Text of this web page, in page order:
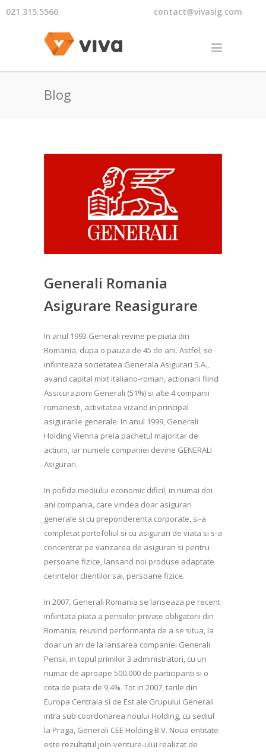
021.315.5566 contact@vivasig.com
Blog
Generali Romania
Asigurare Reasigurare
In anul 1993 Generali revine pe piata din
Romania, dupa o pauza de 45 de ani. Astfel, se
infiinteaza societatea Generala Asigurari S.A.,
avand capital mixt italiano-roman, actionarii fiind
Assicurazioni Generali (51%) si alte 4 companii
romanesti, activitatea vizand in principal
asigurarile generale. In anul 1999, Generali
Holding Vienna preia pachetul majoritar de
actiuni, iar numele companiei devine GENERALI
Asigurari.
In pofida mediului economic dificil, in numai doi
ani compania, care vindea doar asigurari
generale si cu preponderenta corporate, si-a
completat portofoliul si cu asigurari de viata si s-a
concentrat pe vanzarea de asigurari si pentru
persoane fizice, lansand noi produse adaptate
cerintelor clientilor sai, persoane fizice.
In 2007, Generali Romania se lanseaza pe recent
infiintata piata a pensiilor private obligatorii din
Romania, reusind performanta de a se situa, la
doar un an de la lansarea companiei Generali
Pensii, in topul primilor 3 administratori, cu un
numar de aproape 500.000 de participanti si o
cota de piata de 9,4%. Tot in 2007, tarile din
Europa Centrala si de Est ale Grupului Generali
intra sub coordonarea noului Holding, cu sediul
la Praga, Generali CEE Holding B.V. Noua entitate
este rezultatul join-venture-ului realizat de